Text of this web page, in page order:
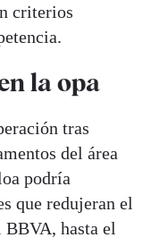
criterios
la opa
tras
del área
podría
que redujeran el
hasta el